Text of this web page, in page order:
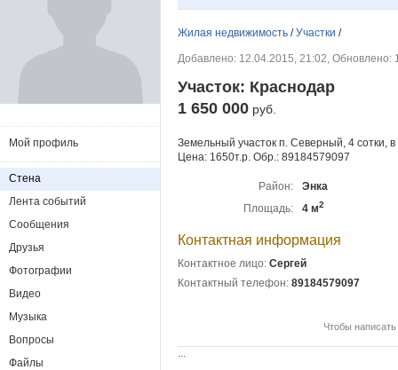
Жилая недвижимость /Участки /
Добавлено: 12.04.2015, 21:02, Обновлено:
Участок: Краснодар
1 650 000 руб.
Земельный участок п. Северный, 4 сотки,
Цена: 1650т.р. Обр.: 89184579097
Район:
Энка
Площадь:
4 м2
Контактная информация
Контактное лицо: Сергей
Контактный телефон: 89184579097
Чтобы
...
Мой профиль
Стена
Лента событий
Сообщения
Друзья
Фотографии
Видео
Музыка
Вопросы
Файлы